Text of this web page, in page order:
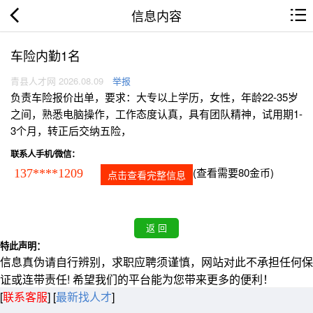
信息内容
车险内勤1名
青县人才网 2026.08.09 举报
负责车险报价出单，要求：大专以上学历，女性，年龄22-35岁
之间，熟悉电脑操作，工作态度认真，具有团队精神，试用期1-
3个月，转正后交纳五险，
联系人手机/微信：
137****1209 点击查看完整信息 (查看需要80金币)
特此声明：
信息真伪请自行辨别，求职应聘须谨慎，网站对此不承担任何保
证或连带责任! 希望我们的平台能为您带来更多的便利！
[联系客服] [最新找人才]